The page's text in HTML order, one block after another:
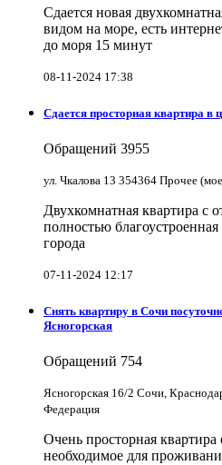
Сдается новая
видом на море, есть
до моря 15 минут
08-11-2024 17:38
Сдается просторная квартира в
Обращений 3955
ул. Чкалова 13 354364 Прочее
Двухкомнатная квартира с
полностью
города
07-11-2024 12:17
Снять квартиру в Cочи
Ясногорская
Обращений 754
Ясногорская 16/2 Сочи,
Федерация
Очень просторная
необходимое для